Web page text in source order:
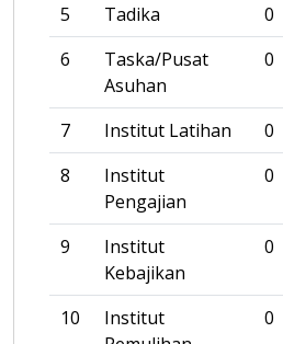
5
Tadika
0
6
Taska/Pusat
Asuhan
0
7 Institut Latihan
0
8
Institut
Pengajian
0
9
Institut
Kebajikan
0
10
Institut
0